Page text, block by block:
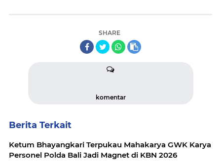
SHARE
komentar
Berita Terkait
Ketum Bhayangkari Terpukau Mahakarya GWK Karya
Personel Polda Bali Jadi Magnet di KBN 2026